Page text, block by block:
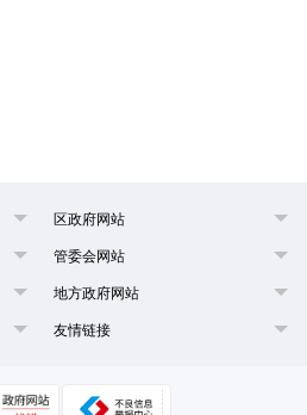
区政府网站
管委会网站
地方政府网站
友情链接